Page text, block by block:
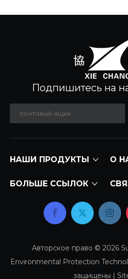
Подпишитесь на
НАШИ ПРОДУКТЫ О
БОЛЬШЕ ССЫЛОК
Авторское право © 2026
Environmental Protection
защищены |